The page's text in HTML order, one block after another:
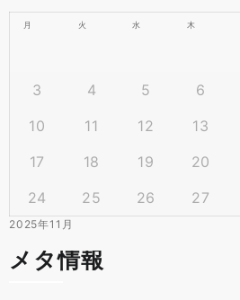
2025年11月
月 火 水 木
3
4 5 6
10
11 12 13
17
18 19 20
24
25 26 27
メタ情報